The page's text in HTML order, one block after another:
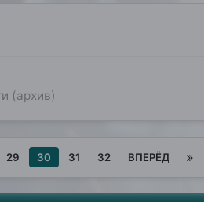
(архив)
29 30 31 32 ВПЕРЁД